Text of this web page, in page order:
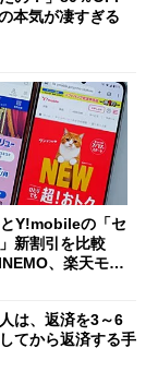
本気が凄すぎる
Y!mobileの「セ
新割引を比較
、楽天モバ
は、返済を3～6
てから返済する手